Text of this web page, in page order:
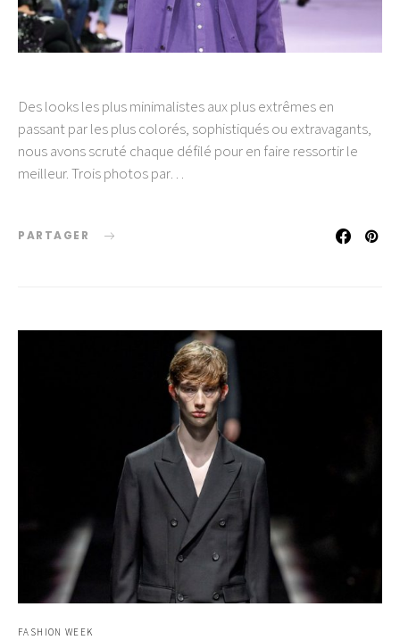
Des looks les plus minimalistes aux plus extrêmes en
passant par les plus colorés, sophistiqués ou extravagants,
nous avons scruté chaque défilé pour en faire ressortir le
meilleur. Trois photos par…
PARTAGER
FASHION WEEK